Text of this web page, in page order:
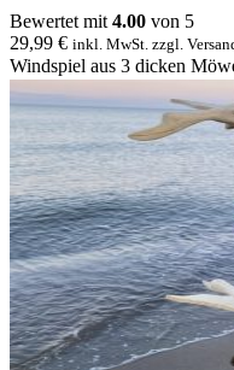
Bewertet mit 4.00 von 5
29,99 € inkl. MwSt. zzgl.
Windspiel aus 3 dicken